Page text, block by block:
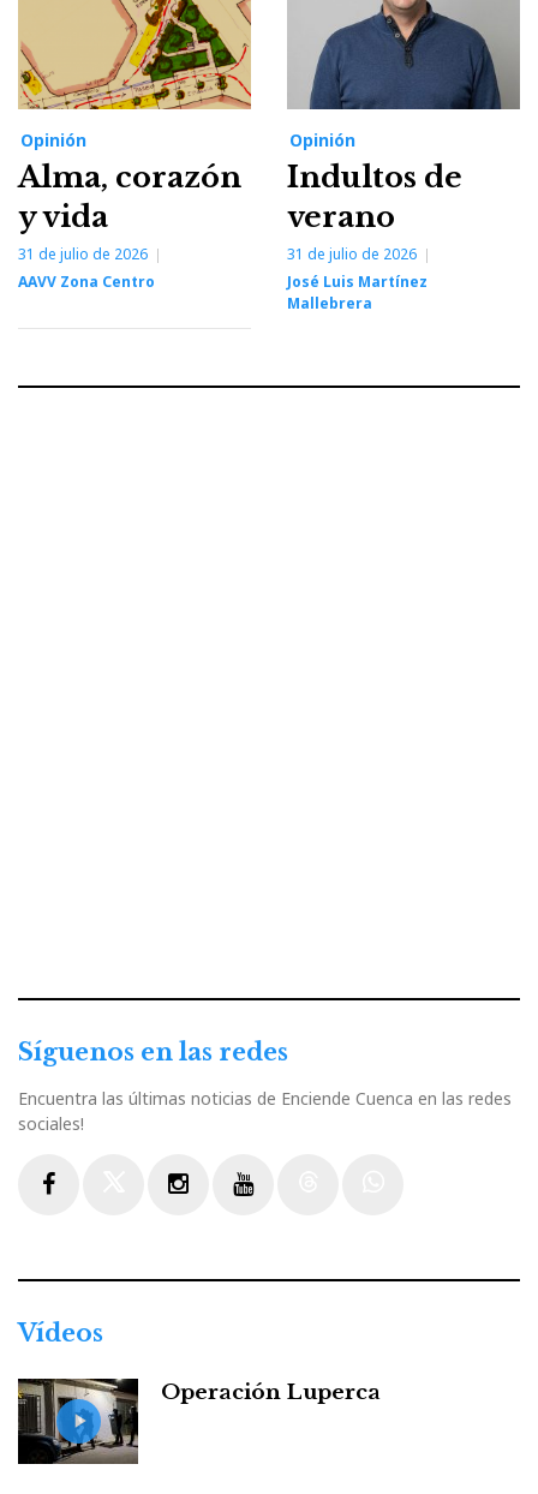
Opinión
Alma, corazón
y vida
31 de julio de 2026
AAVV Zona Centro
Opinión
Indultos de
verano
31 de julio de 2026
José Luis Martínez
Mallebrera
Síguenos en las redes
Encuentra las últimas noticias de Enciende Cuenca en las redes
sociales!
Vídeos
Operación Luperca